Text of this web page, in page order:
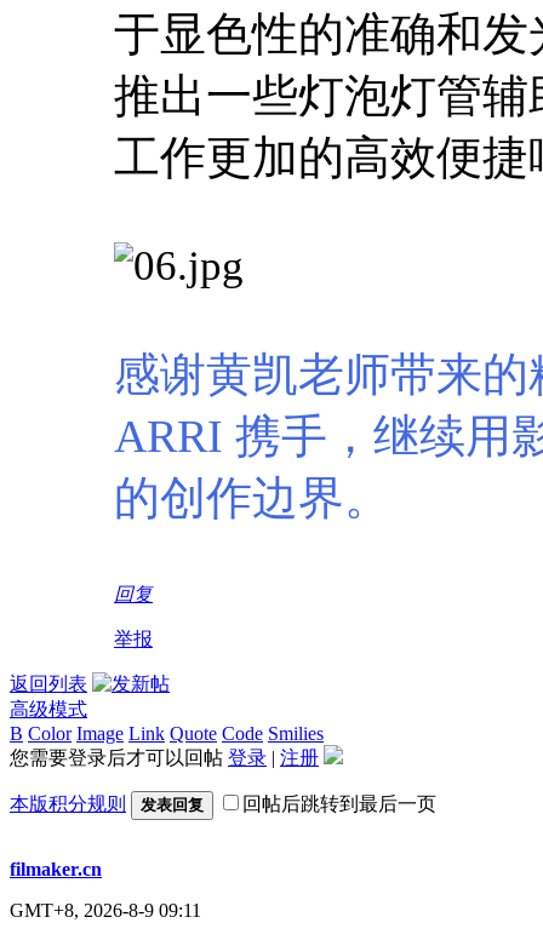
于显色性的准确和
推出一些灯泡灯管
工作更加的高效便
感谢黄凯老师带来
ARRI 携手，继续用
的创作边界。
回复
举报
返回列表
高级模式
B Color Image Link Quote Code Smilies
您需要登录后才可以回帖 登录 | 注册
本版积分规则 发表回复 回帖后跳转到最后一页
filmaker.cn
GMT+8, 2026-8-9 09:11